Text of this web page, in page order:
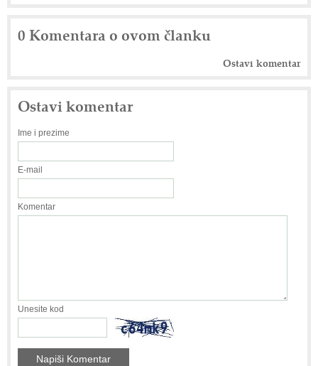
0 Komentara o ovom članku
Ostavi komentar
Ostavi komentar
Ime i prezime
E-mail
Komentar
Unesite kod